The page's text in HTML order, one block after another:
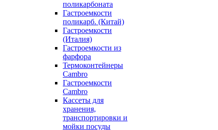
поликарбоната
Гастроемкости
поликарб. (Китай)
Гастроемкости
(Италия)
Гастроемкости из
фарфора
Термоконтейнеры
Cambro
Гастроемкости
Cambro
Кассеты для
хранения,
транспортировки и
мойки посуды